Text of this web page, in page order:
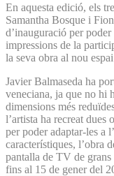
En aquesta edició, els
Samantha Bosque i
d’inauguració per
impressions de la
la seva obra al nou
Javier Balmaseda ha
veneciana, ja que no hi
dimensions més
l’artista ha recreat dues
per poder adaptar-les a
característiques, l’obra
pantalla de TV de
fins al 15 de gener del